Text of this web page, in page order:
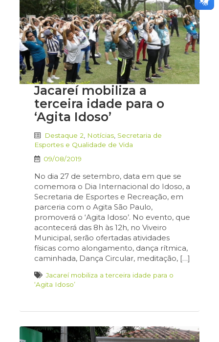
Jacareí mobiliza a
terceira idade para o
‘Agita Idoso’
Destaque 2 Notícias Secretaria de
Esportes e Qualidade de Vida
09/08/2019
No dia 27 de setembro, data em que se
comemora o Dia Internacional do Idoso, a
Secretaria de Esportes e Recreação, em
parceria com o Agita São Paulo,
promoverá o ‘Agita Idoso’. No evento, que
acontecerá das 8h às 12h, no Viveiro
Municipal, serão ofertadas atividades
físicas como alongamento, dança rítmica,
caminhada, Dança Circular, meditação, […]
Jacareí mobiliza a terceira idade para o
‘Agita Idoso’